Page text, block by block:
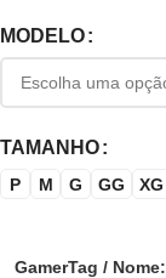
MODELO
TAMANHO
P M G GG XG
GamerTag / Nome: